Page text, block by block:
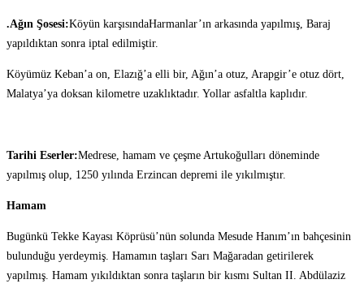
.Ağın Şosesi:Köyün karşısındaHarmanlar’ın arkasında yapılmış, Baraj
yapıldıktan sonra iptal edilmiştir.
Köyümüz Keban’a on, Elazığ’a elli bir, Ağın’a otuz, Arapgir’e otuz dört,
Malatya’ya doksan kilometre uzaklıktadır. Yollar asfaltla kaplıdır.
Tarihi Eserler:Medrese, hamam ve çeşme Artukoğulları döneminde
yapılmış olup, 1250 yılında Erzincan depremi ile yıkılmıştır.
Hamam
Bugünkü Tekke Kayası Köprüsü’nün solunda Mesude Hanım’ın bahçesinin
bulunduğu yerdeymiş. Hamamın taşları Sarı Mağaradan getirilerek
yapılmış. Hamam yıkıldıktan sonra taşların bir kısmı Sultan II. Abdülaziz